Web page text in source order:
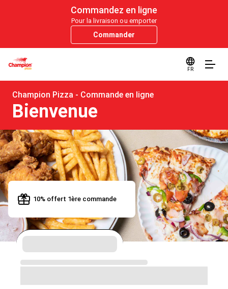
Commandez en ligne
Pour la livraison ou emporter
Commander
FR
Champion Pizza - Commande en ligne
Bienvenue
10% offert 1ère commande